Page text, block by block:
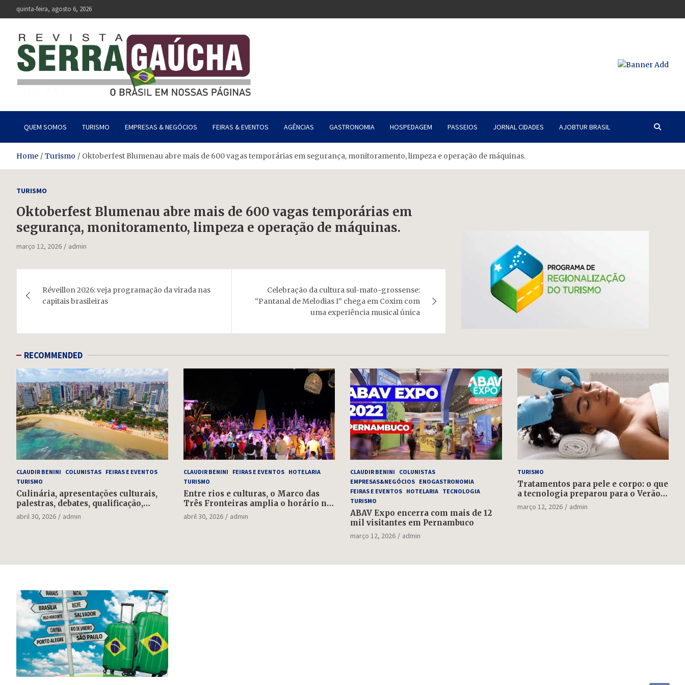
to
quinta-feira, agosto 6, 2026
Revista Serra Gaúcha
QUEM SOMOS TURISMO EMPRESAS & NEGÓCIOS FEIRAS & EVENTOS AGÊNCIAS GASTRONOMIA HOSPEDAGEM PASSEIOS JORNAL CIDADES AJOBTUR BRASIL
Home Turismo Oktoberfest Blumenau abre mais de 600 vagas temporárias em segurança, monitoramento, limpeza e operação de máquinas.
TURISMO
Oktoberfest Blumenau abre mais de 600 vagas temporárias em
segurança, monitoramento, limpeza e operação de máquinas.
março 12, 2026 admin
de
Réveillon 2026: veja programação da virada nas
capitais brasileiras
Celebração da cultura sul-mato-grossense:
“Pantanal de Melodias I” chega em Coxim com
uma experiência musical única
RECOMMENDED
CLAUDIR BENINI COLUNISTAS FEIRAS E EVENTOS
TURISMO
Culinária, apresentações culturais,
palestras, debates, qualificação,
rodada de negócios: falta uma
semana para o Salão do Turismo
abril 30, 2026 admin
CLAUDIR BENINI FEIRAS E EVENTOS
HOTELARIA
TURISMO
Entre rios e culturas, o Marco das
Três Fronteiras amplia o horário no
feriadão de 1º de maio
abril 30, 2026 admin
CLAUDIR BENINI
COLUNISTAS
EMPRESAS&NEGÓCIOS ENOGASTRONOMIA
FEIRAS E EVENTOS HOTELARIA TECNOLOGIA
TURISMO
ABAV Expo encerra com mais de 12
mil visitantes em Pernambuco
março 12, 2026 admin
TURISMO
Tratamentos para pele e corpo: o que
a tecnologia preparou para o Verão
2022
março 12, 2026 admin